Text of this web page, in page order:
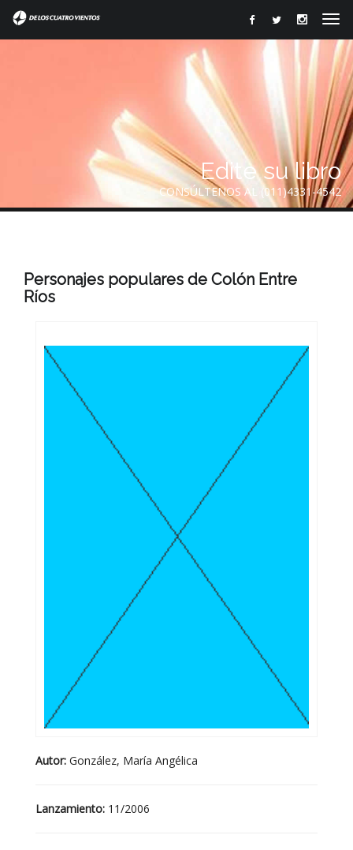
Edite su libro
CONSÚLTENOS AL (011)4331-4542
Personajes populares de Colón Entre
Ríos
Autor: González, María Angélica
Lanzamiento: 11/2006